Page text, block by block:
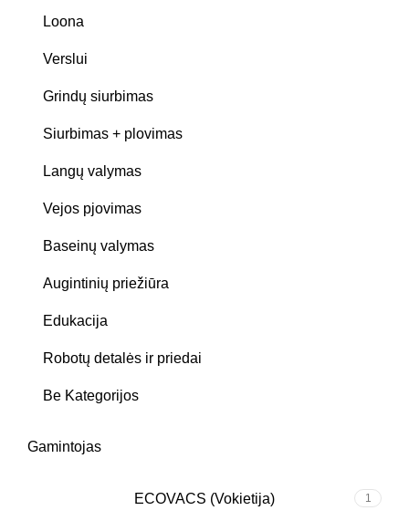
Loona
Verslui
Grindų siurbimas
Siurbimas + plovimas
Langų valymas
Vejos pjovimas
Baseinų valymas
Augintinių priežiūra
Edukacija
Robotų detalės ir priedai
Be Kategorijos
Gamintojas
ECOVACS (Vokietija) 1